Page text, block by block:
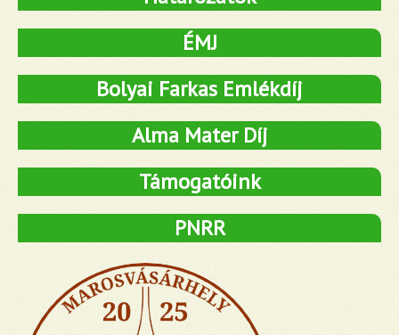
ÉMJ
Bolyai Farkas Emlékdíj
Alma Mater Díj
Támogatóink
PNRR